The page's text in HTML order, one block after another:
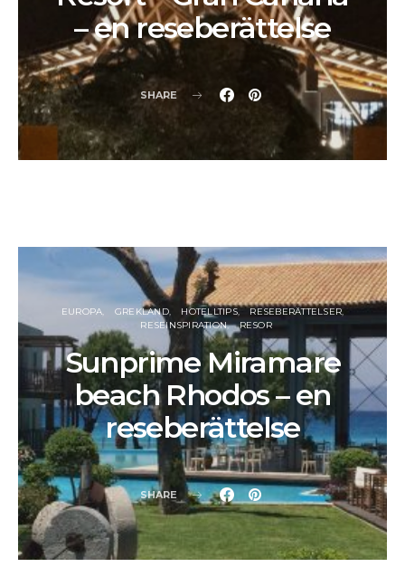
– en reseberättelse
SHARE
EUROPA GREKLAND HOTELLTIPS
RESEBERÄTTELSER
RESEINSPIRATION
RESOR
Sunprime Miramare
beach Rhodos – en
reseberättelse
SHARE